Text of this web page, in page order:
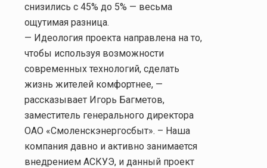
снизились с 45% до 5% — весьма
ощутимая разница.
— Идеология проекта направлена на то,
чтобы используя возможности
современных технологий, сделать
жизнь жителей комфортнее, —
рассказывает Игорь Багметов,
заместитель генерального директора
ОАО «Смоленскэнергосбыт». – Наша
компания давно и активно занимается
внедрением АСКУЭ, и данный проект